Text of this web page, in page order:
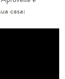
casa: